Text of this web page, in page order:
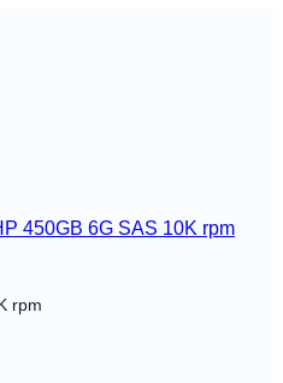
450GB 6G SAS 10K rpm
rpm